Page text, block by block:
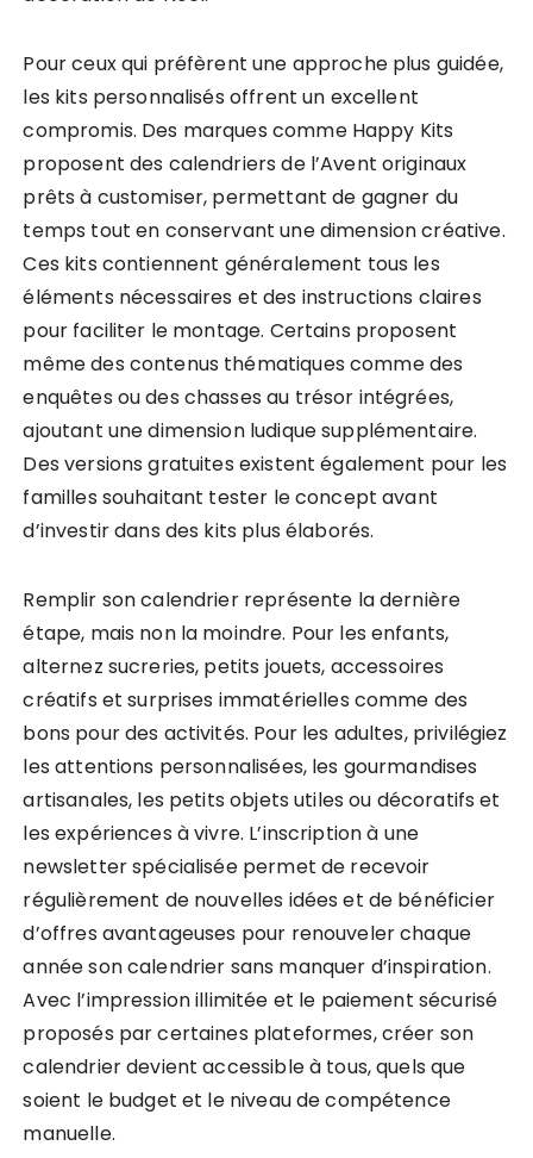
Pour ceux qui préfèrent une approche plus guidée,
les kits personnalisés offrent un excellent
compromis. Des marques comme Happy Kits
proposent des calendriers de l’Avent originaux
prêts à customiser, permettant de gagner du
temps tout en conservant une dimension créative.
Ces kits contiennent généralement tous les
éléments nécessaires et des instructions claires
pour faciliter le montage. Certains proposent
même des contenus thématiques comme des
enquêtes ou des chasses au trésor intégrées,
ajoutant une dimension ludique supplémentaire.
Des versions gratuites existent également pour les
familles souhaitant tester le concept avant
d’investir dans des kits plus élaborés.
Remplir son calendrier représente la dernière
étape, mais non la moindre. Pour les enfants,
alternez sucreries, petits jouets, accessoires
créatifs et surprises immatérielles comme des
bons pour des activités. Pour les adultes, privilégiez
les attentions personnalisées, les gourmandises
artisanales, les petits objets utiles ou décoratifs et
les expériences à vivre. L’inscription à une
newsletter spécialisée permet de recevoir
régulièrement de nouvelles idées et de bénéficier
d’offres avantageuses pour renouveler chaque
année son calendrier sans manquer d’inspiration.
Avec l’impression illimitée et le paiement sécurisé
proposés par certaines plateformes, créer son
calendrier devient accessible à tous, quels que
soient le budget et le niveau de compétence
manuelle.